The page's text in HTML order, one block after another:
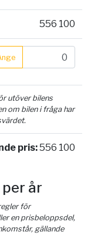
556 100
utöver bilens
om bilen i fråga har
pris:556 100
år
för
en prisbeloppsdel,
gällande